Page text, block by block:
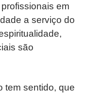
em
a serviço do
são
tem sentido, que